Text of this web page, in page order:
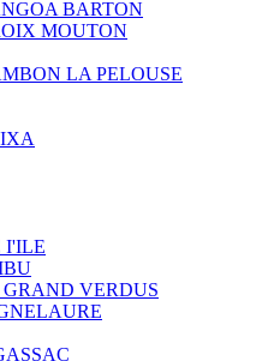
BARTON
MOUTON
LA PELOUSE
I'ILE
VERDUS